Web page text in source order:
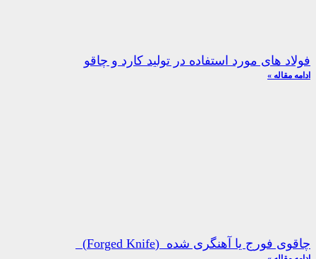
فولاد های مورد استفاده در تولید کارد و چاقو
ادامه مقاله »
چاقوی فورج یا آهنگری شده (Forged Knife)